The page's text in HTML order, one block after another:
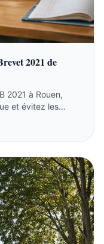
2021 de
2021 à Rouen,
et évitez les